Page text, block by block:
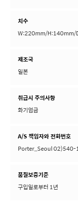
치수
W:220mm/H:140mm/
제조국
일본
취급시 주의사항
화기엄금
A/S 책임자와 전화번호
Porter_Seoul 02)540-
품질보증기준
구입일로부터 1년